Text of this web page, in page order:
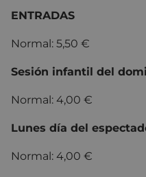
ENTRADAS
Normal: 5,50 €
Sesión infantil del
Normal: 4,00 €
Lunes día del
Normal: 4,00 €